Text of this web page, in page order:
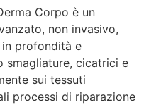
Corpo è un
non invasivo,
profondità e
smagliature, cicatrici e
sui tessuti
processi di riparazione